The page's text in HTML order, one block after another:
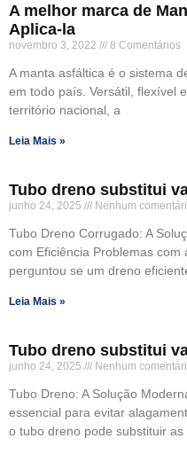
A melhor marca de
Aplica-la
novembro 3, 2022 8 Comentários
A manta asfáltica é o sistema
em todo país. Versátil, flexível
território nacional, a
Leia Mais »
Tubo dreno substitui
junho 24, 2025 Nenhum
Tubo Dreno Corrugado: A
com Eficiência Problemas com
perguntou se um dreno
Leia Mais »
Tubo dreno substitui
junho 24, 2025 Nenhum
Tubo Dreno: A Solução
essencial para evitar
o tubo dreno pode substituir